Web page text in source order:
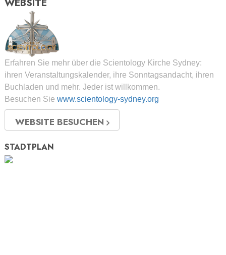
Erfahren Sie mehr über die Scientology Kirche Sydney:
ihren Veranstaltungskalender, ihre Sonntagsandacht, ihren
Buchladen und mehr. Jeder ist willkommen.
Besuchen Sie www.scientology-sydney.org
WEBSITE BESUCHEN
STADTPLAN